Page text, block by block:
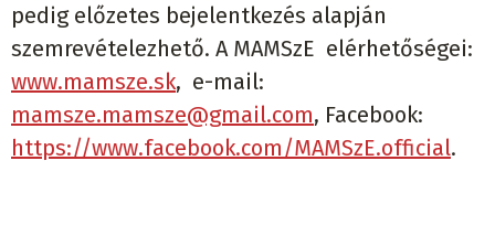
pedig előzetes bejelentkezés alapján
szemrevételezhető. A MAMSzE elérhetőségei:
www.mamsze.sk, e-mail:
mamsze.mamsze@gmail.com, Facebook:
https://www.facebook.com/MAMSzE.official.